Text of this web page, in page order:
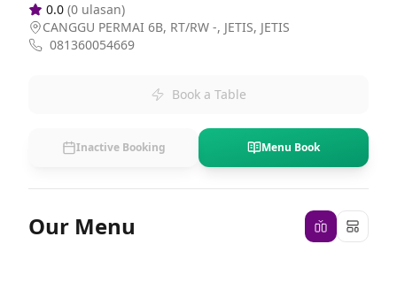
0.0 (0 ulasan)
CANGGU PERMAI 6B, RT/RW -, JETIS, JETIS
081360054669
Book a Table
Inactive Booking Menu Book
Our Menu